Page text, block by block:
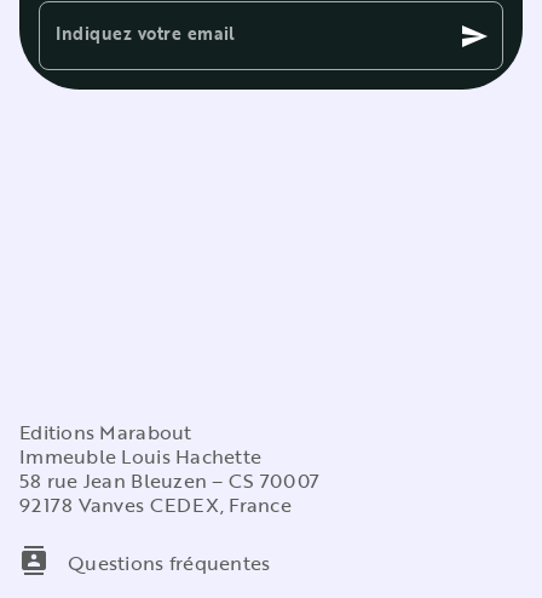
Indiquez votre email send
Editions Marabout
Immeuble Louis Hachette
58 rue Jean Bleuzen – CS 70007
92178 Vanves CEDEX, France
contacts
Questions fréquentes